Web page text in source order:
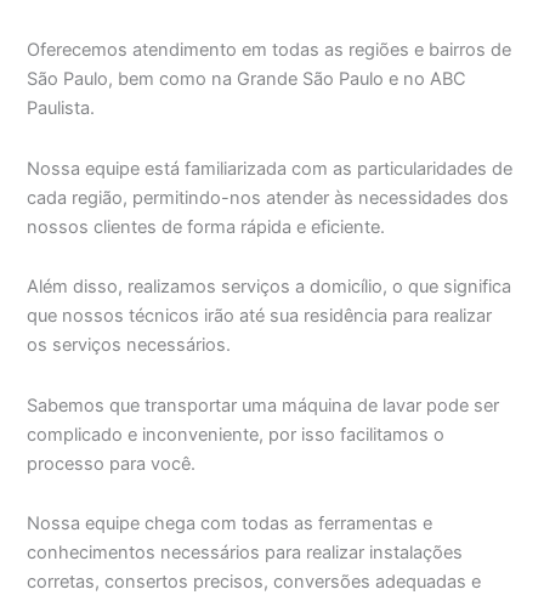
Oferecemos atendimento em todas as regiões e bairros de
São Paulo, bem como na Grande São Paulo e no ABC
Paulista.
Nossa equipe está familiarizada com as particularidades de
cada região, permitindo-nos atender às necessidades dos
nossos clientes de forma rápida e eficiente.
Além disso, realizamos serviços a domicílio, o que significa
que nossos técnicos irão até sua residência para realizar
os serviços necessários.
Sabemos que transportar uma máquina de lavar pode ser
complicado e inconveniente, por isso facilitamos o
processo para você.
Nossa equipe chega com todas as ferramentas e
conhecimentos necessários para realizar instalações
corretas, consertos precisos, conversões adequadas e